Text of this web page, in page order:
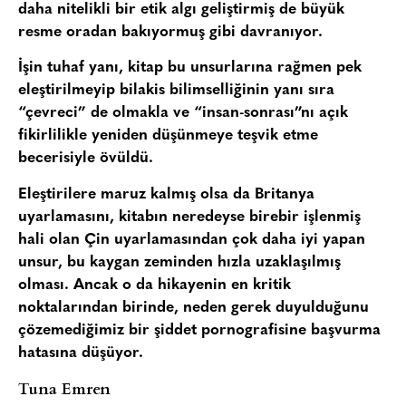
daha nitelikli bir etik algı geliştirmiş de büyük
resme oradan bakıyormuş gibi davranıyor.
İşin tuhaf yanı, kitap bu unsurlarına rağmen pek
eleştirilmeyip bilakis bilimselliğinin yanı sıra
“çevreci” de olmakla ve “insan-sonrası”nı açık
fikirlilikle yeniden düşünmeye teşvik etme
becerisiyle övüldü.
Eleştirilere maruz kalmış olsa da Britanya
uyarlamasını, kitabın neredeyse birebir işlenmiş
hali olan Çin uyarlamasından çok daha iyi yapan
unsur, bu kaygan zeminden hızla uzaklaşılmış
olması. Ancak o da hikayenin en kritik
noktalarından birinde, neden gerek duyulduğunu
çözemediğimiz bir şiddet pornografisine başvurma
hatasına düşüyor.
Tuna Emren